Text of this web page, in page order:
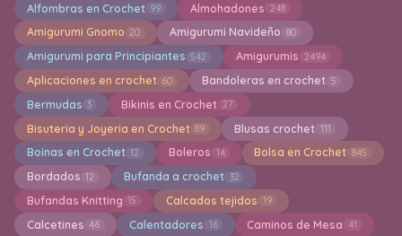
Alfombras en Crochet 99 Almohadones 248
Amigurumi Gnomo 20 Amigurumi Navideño 80
Amigurumi para Principiantes 542 Amigurumis 2494
Aplicaciones en crochet 60 Bandoleras en crochet 5
Bermudas 3 Bikinis en Crochet 27
Bisuteria y Joyeria en Crochet 89 Blusas crochet 111
Boinas en Crochet 12 Boleros 14 Bolsa en Crochet 845
Bordados 12 Bufanda a crochet 32
Bufandas Knitting 15 Calcados tejidos 19
Calcetines 46 Calentadores 16 Caminos de Mesa 41